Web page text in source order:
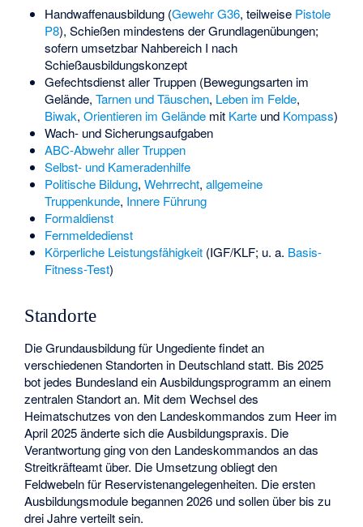
Handwaffenausbildung (Gewehr G36, teilweise Pistole
P8), Schießen mindestens der Grundlagenübungen;
sofern umsetzbar Nahbereich I nach
Schießausbildungskonzept
Gefechtsdienst aller Truppen (Bewegungsarten im
Gelände, Tarnen und Täuschen, Leben im Felde,
Biwak, Orientieren im Geländemit Karteund Kompass)
Wach- und Sicherungsaufgaben
ABC-Abwehr aller Truppen
Selbst- und Kameradenhilfe
Politische Bildung, Wehrrecht, allgemeine
Truppenkunde, Innere Führung
Formaldienst
Fernmeldedienst
Körperliche Leistungsfähigkeit(IGF/KLF; u. a. Basis-
Fitness-Test)
Standorte
Die Grundausbildung für Ungediente findet an
verschiedenen Standorten in Deutschland statt. Bis 2025
bot jedes Bundesland ein Ausbildungsprogramm an einem
zentralen Standort an. Mit dem Wechsel des
Heimatschutzes von den Landeskommandos zum Heer im
April 2025 änderte sich die Ausbildungspraxis. Die
Verantwortung ging von den Landeskommandos an das
Streitkräfteamt über. Die Umsetzung obliegt den
Feldwebeln für Reservistenangelegenheiten. Die ersten
Ausbildungsmodule begannen 2026 und sollen über bis zu
drei Jahre verteilt sein.